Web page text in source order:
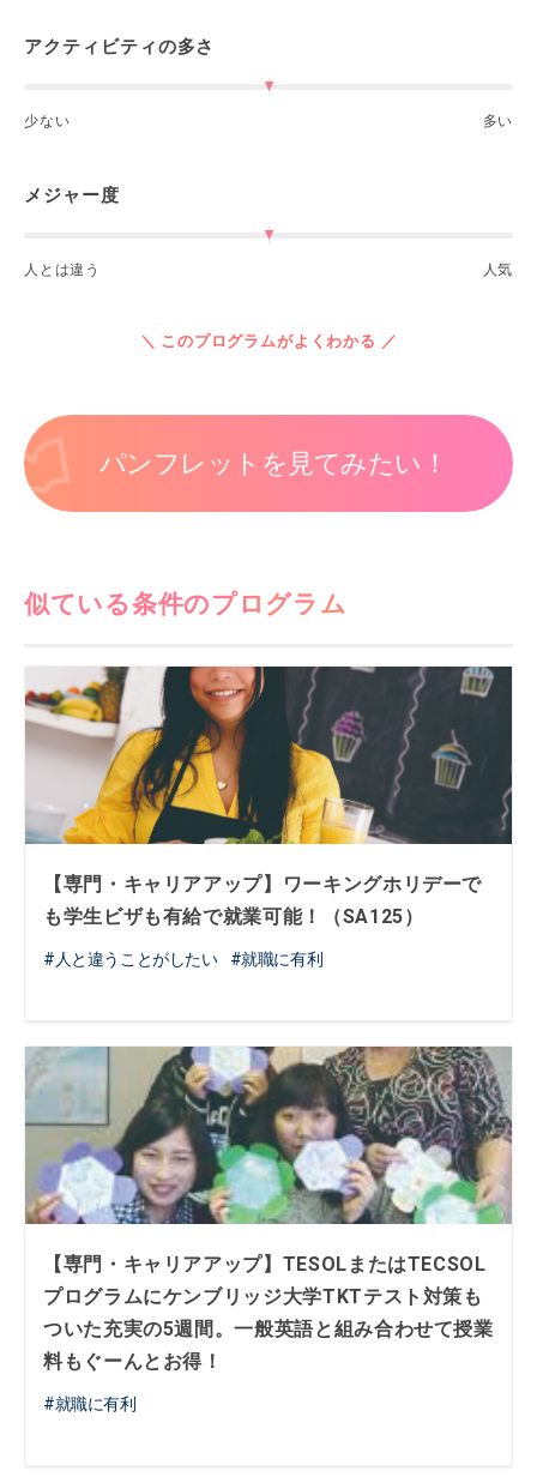
アクティビティの多さ
少ない 多い
メジャー度
人とは違う 人気
＼ このプログラムがよくわかる ／
パンフレットを見てみたい！
似ている条件のプログラム
【専門・キャリアアップ】ワーキングホリデーで
も学生ビザも有給で就業可能！（SA125）
人と違うことがしたい 就職に有利
【専門・キャリアアップ】TESOLまたはTECSOL
プログラムにケンブリッジ大学TKTテスト対策も
ついた充実の5週間。一般英語と組み合わせて授業
料もぐーんとお得！
就職に有利